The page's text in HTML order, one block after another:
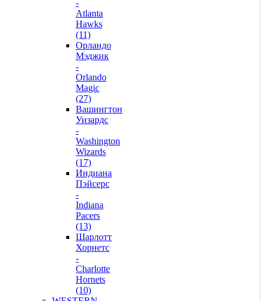
-
Atlanta
Hawks
(11)
Орландо
Мэджик
-
Orlando
Magic
(27)
Вашингтон
Уизардс
-
Washington
Wizards
(17)
Индиана
Пэйсерс
-
Indiana
Pacers
(13)
Шарлотт
Хорнетс
-
Charlotte
Hornets
(10)